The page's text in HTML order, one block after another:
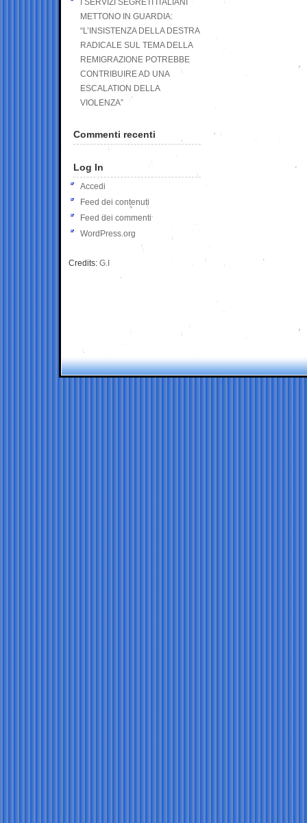
I SERVIZI SEGRETI ITALIANI
METTONO IN GUARDIA:
“L’INSISTENZA DELLA DESTRA
RADICALE SUL TEMA DELLA
REMIGRAZIONE POTREBBE
CONTRIBUIRE AD UNA
ESCALATION DELLA
VIOLENZA”
Commenti recenti
Log In
Accedi
Feed dei contenuti
Feed dei commenti
WordPress.org
Credits: G.I